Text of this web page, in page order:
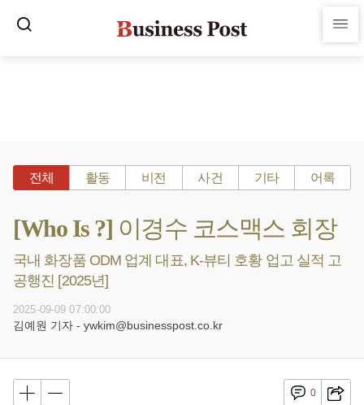
전체 활동 비전 사건 기타 어록
[Who Is ?] 이경수 코스맥스 회장
국내 화장품 ODM 업계 대표, K-뷰티 호황 업고 실적 고
공행진 [2025년]
2025-09-09 07:00:00
김예원 기자 - ywkim@businesspost.co.kr
0